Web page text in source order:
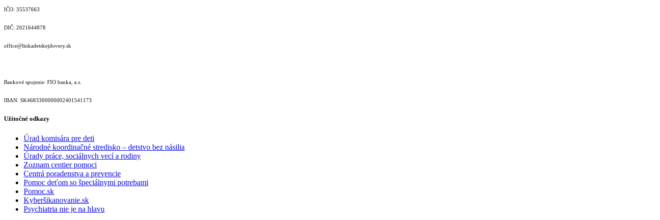
IČO: 35537663
DIČ: 2021644878
office@linkadetskejdovery.sk
Bankové spojenie: FIO banka, a.s.
IBAN: SK46833000000­02401541173
Užitočné odkazy
Úrad komisára pre deti
Národné koordinačné stredisko – detstvo bez násilia
Úrady práce, sociálnych vecí a rodiny
Zoznam centier pomoci
Centrá poradenstva a prevencie
Pomoc deťom so špeciálnymi potrebami
Pomoc.sk
Kyberšikanovanie.sk
Psychiatria nie je na hlavu